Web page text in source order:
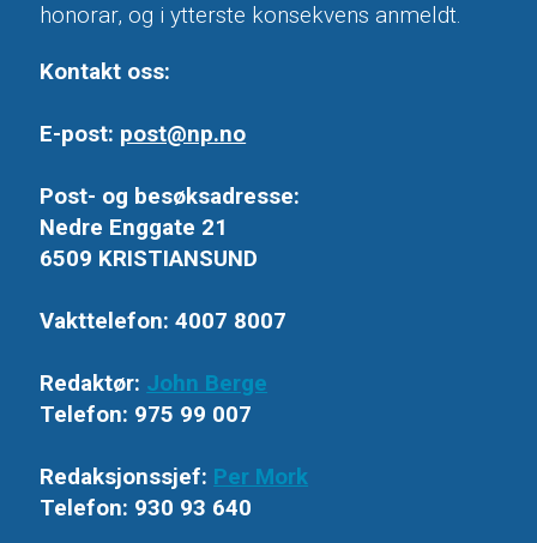
honorar, og i ytterste konsekvens anmeldt.
Kontakt oss:
E-post: post@np.no
Post- og besøksadresse:
Nedre Enggate 21
6509 KRISTIANSUND
Vakttelefon: 4007 8007
Redaktør: John Berge
Telefon: 975 99 007
Redaksjonssjef: Per Mork
Telefon: 930 93 640